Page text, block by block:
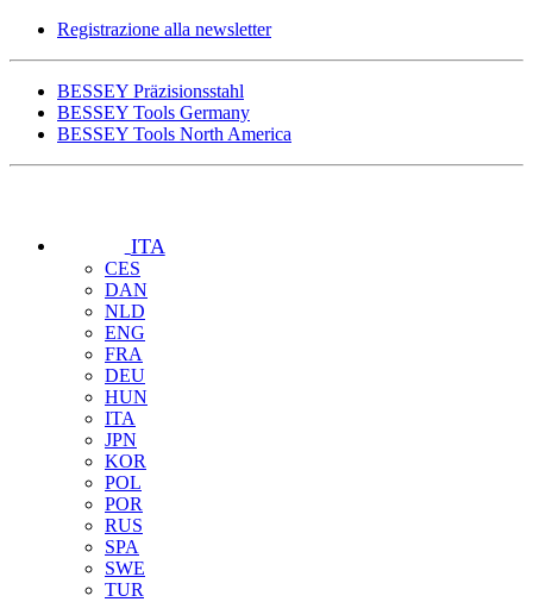
Registrazione alla newsletter
BESSEY Präzisionsstahl
BESSEY Tools Germany
BESSEY Tools North America
ITA
CES
DAN
NLD
ENG
FRA
DEU
HUN
ITA
JPN
KOR
POL
POR
RUS
SPA
SWE
TUR